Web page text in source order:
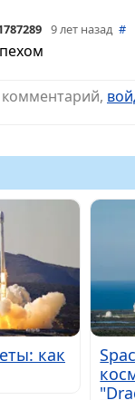
9 лет назад #
как